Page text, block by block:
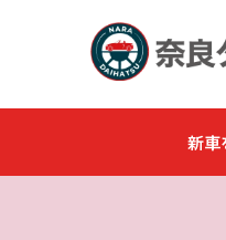
新車